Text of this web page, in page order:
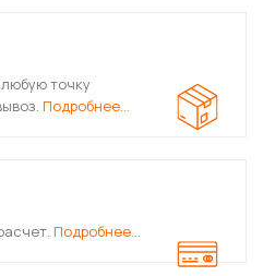
точку
Подробнее…
Подробнее…